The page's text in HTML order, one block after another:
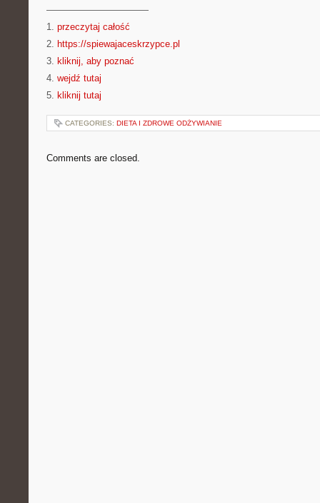
———————————
1. przeczytaj całość
2. https://spiewajaceskrzypce.pl
3. kliknij, aby poznać
4. wejdź tutaj
5. kliknij tutaj
CATEGORIES: DIETA I ZDROWE ODŻYWIANIE
Comments are closed.